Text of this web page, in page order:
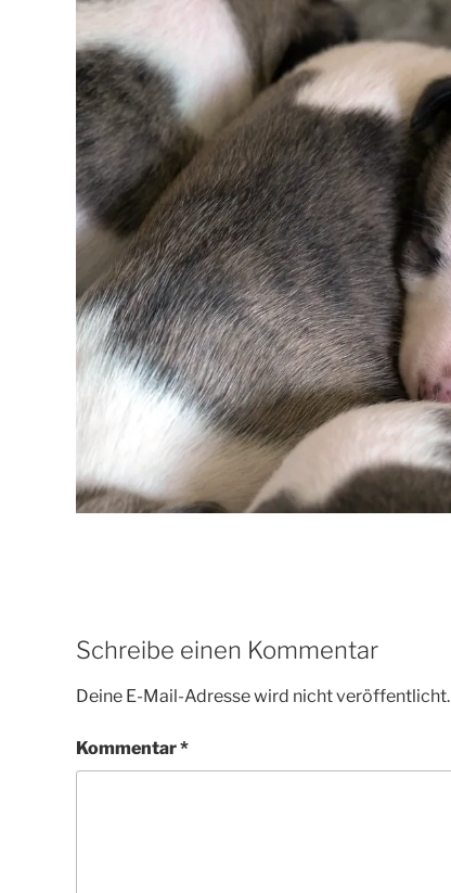
Schreibe einen Kommentar
Deine E-Mail-Adresse wird nicht veröffentlicht.
Kommentar*